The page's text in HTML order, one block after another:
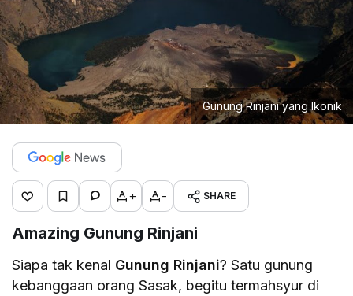
Gunung Rinjani yang Ikonik
+ - SHARE
Amazing Gunung Rinjani
Siapa tak kenal Gunung Rinjani? Satu gunung
kebanggaan orang Sasak, begitu termahsyur di